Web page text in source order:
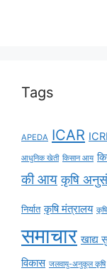
Tags
APEDA ICAR
आधुनिक खेती किसान आय
की आय कृषि
निर्यात कृषि मंत्रालय
समाचार खाद्य
विकास जलवायु-अनुकूल कृषि